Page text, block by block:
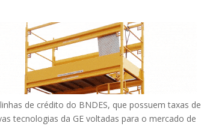
de crédito do BNDES, que possuem taxas de
tecnologias da GE voltadas para o mercado de